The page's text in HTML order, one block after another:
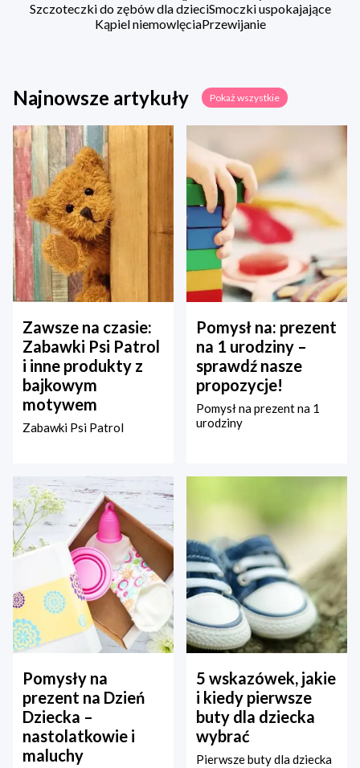
Szczoteczki do zębów dla dzieciSmoczki uspokajające
Kąpiel niemowlęciaPrzewijanie
Najnowsze artykuły Pokaż wszystkie
Zawsze na czasie:
Zabawki Psi Patrol
i inne produkty z
bajkowym
motywem
Zabawki Psi Patrol
Pomysł na: prezent
na 1 urodziny –
sprawdź nasze
propozycje!
Pomysł na prezent na 1
urodziny
Pomysły na
prezent na Dzień
Dziecka –
nastolatkowie i
maluchy
5 wskazówek, jakie
i kiedy pierwsze
buty dla dziecka
wybrać
Pierwsze buty dla dziecka